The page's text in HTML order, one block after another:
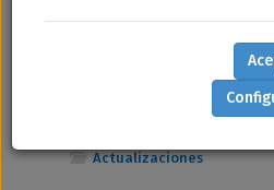
Guías
Actualizaciones